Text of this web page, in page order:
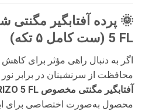
5 FL (ست کامل ۵ تکه)
اگر به دنبال راهی مؤثر برای
محافظت از سرنشینان در برابر
آفتابگیر مگنتی مخصوص ARRIZO 5 FL
محصول به‌صورت اختصاصی برای